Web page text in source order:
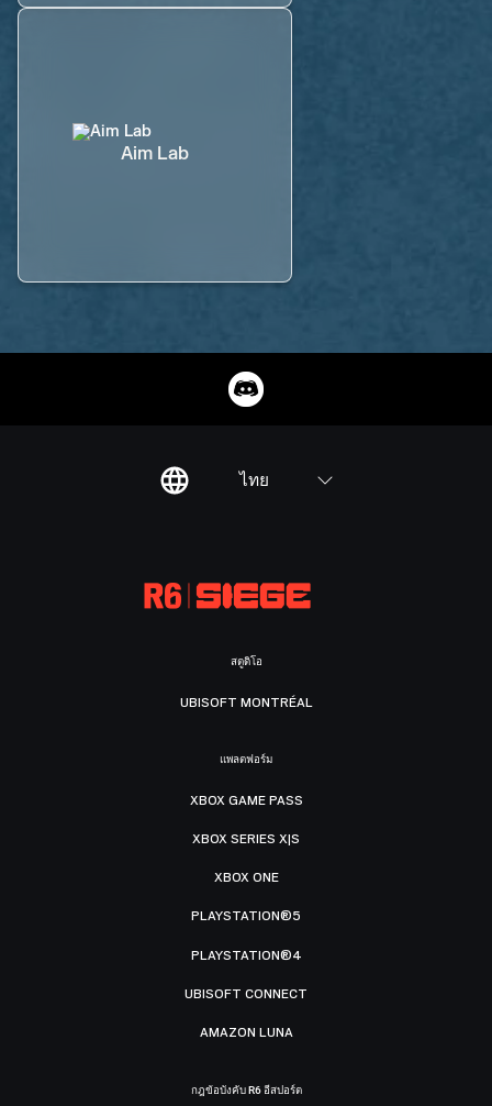
Aim Lab
ไทย
สตูดิโอ
UBISOFT MONTRÉAL
แพลตฟอร์ม
XBOX GAME PASS
XBOX SERIES X|S
XBOX ONE
PLAYSTATION®5
PLAYSTATION®4
UBISOFT CONNECT
AMAZON LUNA
กฎข้อบังคับ R6 อีสปอร์ต